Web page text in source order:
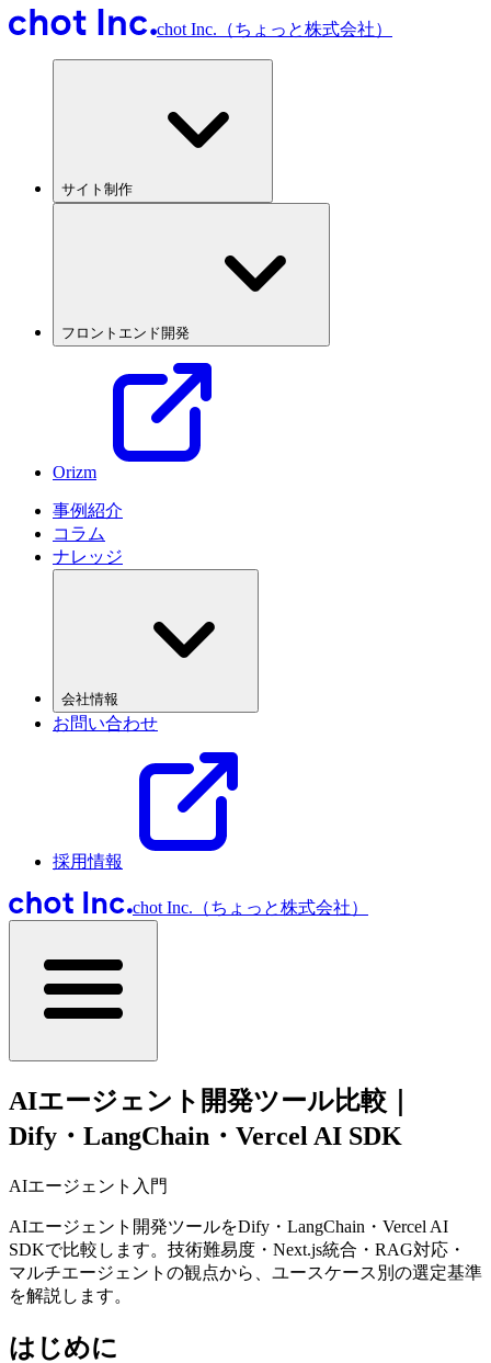
chot Inc.（ちょっと株式会社）
サイト制作
フロントエンド開発
Orizm
事例紹介
コラム
ナレッジ
会社情報
お問い合わせ
採用情報
chot Inc.（ちょっと株式会社）
AIエージェント開発ツール比較｜
Dify・LangChain・Vercel AI SDK
AIエージェント入門
AIエージェント開発ツールをDify・LangChain・Vercel AI
SDKで比較します。技術難易度・Next.js統合・RAG対応・
マルチエージェントの観点から、ユースケース別の選定基準
を解説します。
はじめに